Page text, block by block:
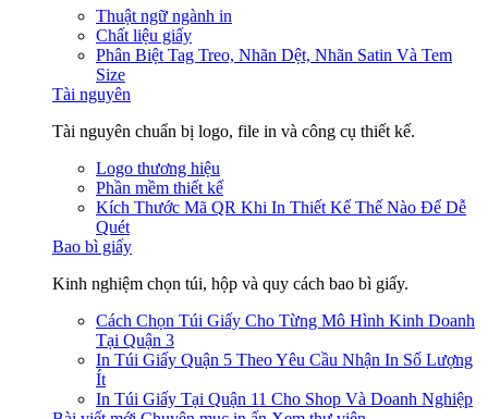
Thuật ngữ ngành in
Chất liệu giấy
Phân Biệt Tag Treo, Nhãn Dệt, Nhãn Satin Và Tem
Size
Tài nguyên
Tài nguyên chuẩn bị logo, file in và công cụ thiết kế.
Logo thương hiệu
Phần mềm thiết kế
Kích Thước Mã QR Khi In Thiết Kế Thế Nào Để Dễ
Quét
Bao bì giấy
Kinh nghiệm chọn túi, hộp và quy cách bao bì giấy.
Cách Chọn Túi Giấy Cho Từng Mô Hình Kinh Doanh
Tại Quận 3
In Túi Giấy Quận 5 Theo Yêu Cầu Nhận In Số Lượng
Ít
In Túi Giấy Tại Quận 11 Cho Shop Và Doanh Nghiệp